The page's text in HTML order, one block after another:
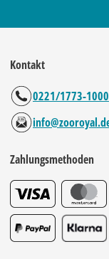
Kontakt
0221/1773-1000
Zahlungsmethoden